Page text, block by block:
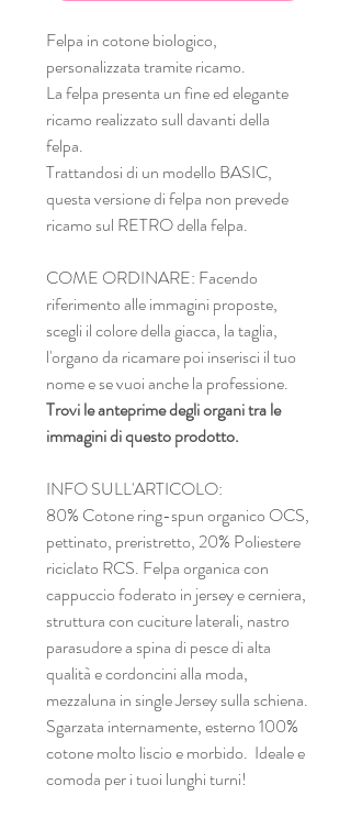
Felpa in cotone biologico,
personalizzata tramite ricamo.
La felpa presenta un fine ed elegante
ricamo realizzato sull davanti della
felpa.
Trattandosi di un modello BASIC,
questa versione di felpa non prevede
ricamo sul RETRO della felpa.
COME ORDINARE: Facendo
riferimento alle immagini proposte,
scegli il colore della giacca, la taglia,
l'organo da ricamare poi inserisci il tuo
nome e se vuoi anche la professione.
Trovi le anteprime degli organi tra le
immagini di questo prodotto.
INFO SULL'ARTICOLO:
80% Cotone ring-spun organico OCS,
pettinato, preristretto, 20% Poliestere
riciclato RCS. Felpa organica con
cappuccio foderato in jersey e cerniera,
struttura con cuciture laterali, nastro
parasudore a spina di pesce di alta
qualità e cordoncini alla moda,
mezzaluna in single Jersey sulla schiena.
Sgarzata internamente, esterno 100%
cotone molto liscio e morbido. Ideale e
comoda per i tuoi lunghi turni!